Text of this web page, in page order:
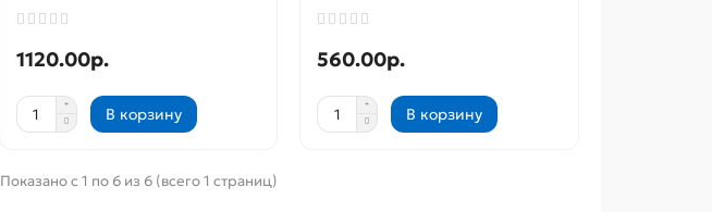
1120.00р.
В корзину
560.00р.
В корзину
Показано с 1 по 6 из 6 (всего 1 страниц)